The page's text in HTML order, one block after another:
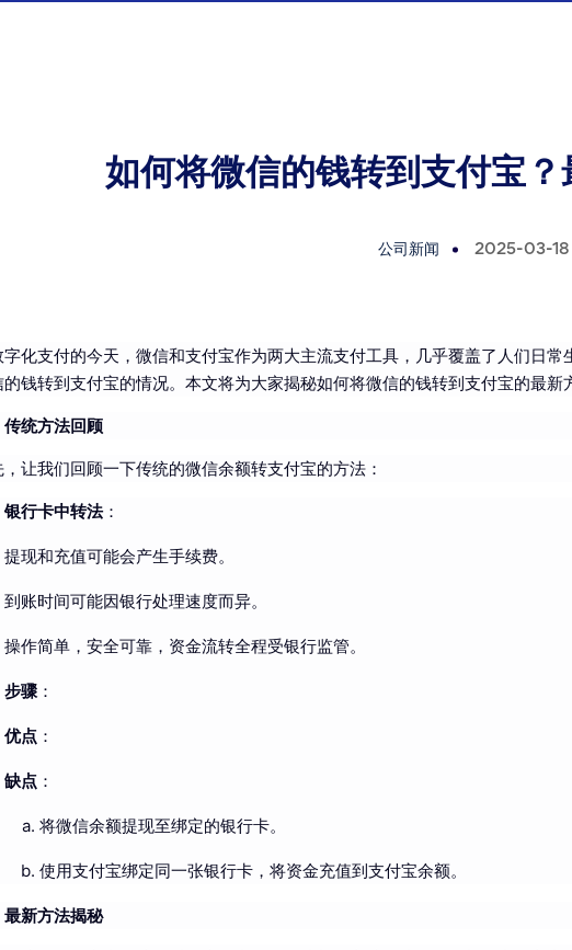
如何将微信的钱转到支付宝？
公司新闻 2025-03-18
字化支付的今天，微信和支付宝作为两大主流支付工具，几乎覆盖了人们日
的钱转到支付宝的情况。本文将为大家揭秘如何将微信的钱转到支付宝的最新
传统方法回顾
让我们回顾一下传统的微信余额转支付宝的方法：
银行卡中转法：
提现和充值可能会产生手续费。
到账时间可能因银行处理速度而异。
操作简单，安全可靠，资金流转全程受银行监管。
步骤：
优点 ：
缺点 ：
将微信余额提现至绑定的银行卡。
使用支付宝绑定同一张银行卡，将资金充值到支付宝余额。
最新方法揭秘